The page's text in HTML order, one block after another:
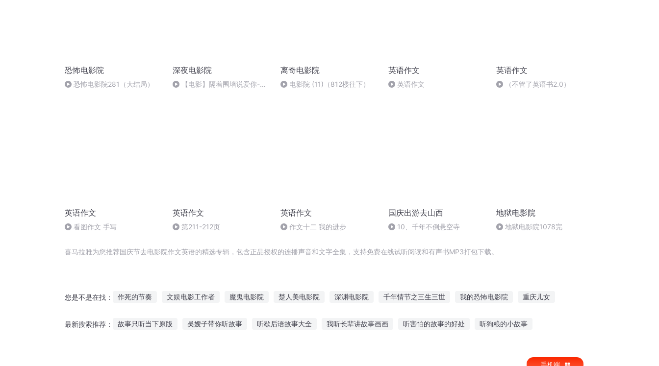
恐怖电影院
恐怖电影院281（大结局）
深夜电影院
【电影】隔着围墙说爱你-NJ
离奇电影院
电影院 (11)（812楼往下）
英语作文
英语作文
英语作文
（不管了英语书2.0）
英语作文
看图作文 手写
英语作文
第211-212页
英语作文
作文十二 我的进步
国庆出游去山西
10、千年不倒悬空寺
地狱电影院
地狱电影院1078完
喜马拉雅为您推荐国庆节去电影院作文英语的精选专辑，包含正品授权的连播声音和文字全集，支持免费在线试听阅读和有声书MP3打包下载。
您是不是在找： 作死的节奏 文娱电影工作者 魔鬼电影院 楚人美电影院 深渊电影院 千年情节之三生三世 我的恐怖电影院 重庆儿女
最新搜索推荐： 故事只听当下原版 吴嫂子带你听故事 听歇后语故事大全 我听长辈讲故事画画 听害怕的故事的好处 听狗粮的小故事